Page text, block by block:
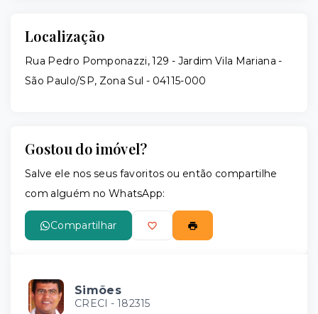
Localização
Rua Pedro Pomponazzi, 129 - Jardim Vila Mariana -
São Paulo/SP, Zona Sul - 04115-000
Gostou do imóvel?
Salve ele nos seus favoritos ou então compartilhe
com alguém no WhatsApp:
Compartilhar
Simões
CRECI - 182315